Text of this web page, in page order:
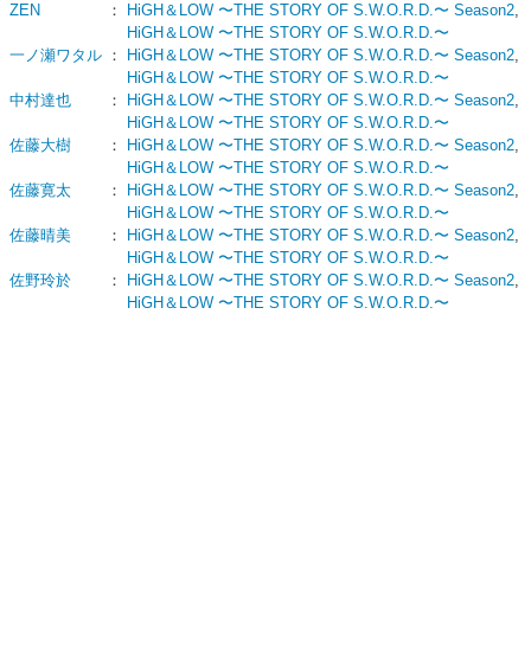
ZEN
： HiGH＆LOW 〜THE STORY OF S.W.O.R.D.〜 Season2,
HiGH＆LOW 〜THE STORY OF S.W.O.R.D.〜
一ノ瀬ワタル ： HiGH＆LOW 〜THE STORY OF S.W.O.R.D.〜 Season2,
HiGH＆LOW 〜THE STORY OF S.W.O.R.D.〜
中村達也
： HiGH＆LOW 〜THE STORY OF S.W.O.R.D.〜 Season2,
HiGH＆LOW 〜THE STORY OF S.W.O.R.D.〜
佐藤大樹
： HiGH＆LOW 〜THE STORY OF S.W.O.R.D.〜 Season2,
HiGH＆LOW 〜THE STORY OF S.W.O.R.D.〜
佐藤寛太
： HiGH＆LOW 〜THE STORY OF S.W.O.R.D.〜 Season2,
HiGH＆LOW 〜THE STORY OF S.W.O.R.D.〜
佐藤晴美
： HiGH＆LOW 〜THE STORY OF S.W.O.R.D.〜 Season2,
HiGH＆LOW 〜THE STORY OF S.W.O.R.D.〜
佐野玲於
： HiGH＆LOW 〜THE STORY OF S.W.O.R.D.〜 Season2,
HiGH＆LOW 〜THE STORY OF S.W.O.R.D.〜